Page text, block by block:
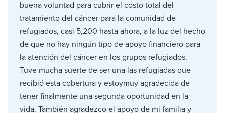
buena voluntad para cubrir el costo total del
tratamiento del cáncer para la comunidad de
refugiados, casi 5,200 hasta ahora, a la luz del hecho
de que no hay ningún tipo de apoyo financiero para
la atención del cáncer en los grupos refugiados.
Tuve mucha suerte de ser una las refugiadas que
recibió esta cobertura y estoymuy agradecida de
tener finalmente una segunda oportunidad en la
vida. También agradezco el apoyo de mi familia y